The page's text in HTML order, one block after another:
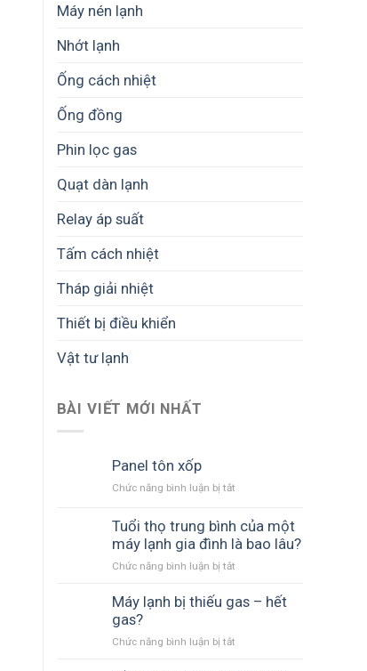
Máy nén lạnh
Nhớt lạnh
Ống cách nhiệt
Ống đồng
Phin lọc gas
Quạt dàn lạnh
Relay áp suất
Tấm cách nhiệt
Tháp giải nhiệt
Thiết bị điều khiển
Vật tư lạnh
BÀI VIẾT MỚI NHẤT
Panel tôn xốp
Chức năng bình luận bị tắt
xốp
Tuổi thọ trung bình của một
máy lạnh gia đình là bao lâu?
Chức năng bình luận bị tắt
thọ
Máy lạnh bị thiếu gas – hết
gas?
Chức năng bình luận bị tắt